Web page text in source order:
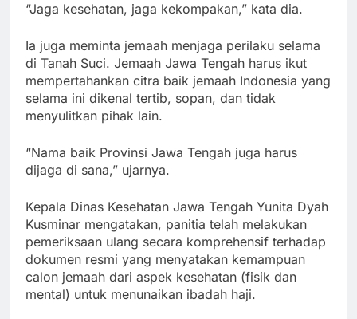
“Jaga kesehatan, jaga kekompakan,” kata dia.
Ia juga meminta jemaah menjaga perilaku selama
di Tanah Suci. Jemaah Jawa Tengah harus ikut
mempertahankan citra baik jemaah Indonesia yang
selama ini dikenal tertib, sopan, dan tidak
menyulitkan pihak lain.
“Nama baik Provinsi Jawa Tengah juga harus
dijaga di sana,” ujarnya.
Kepala Dinas Kesehatan Jawa Tengah Yunita Dyah
Kusminar mengatakan, panitia telah melakukan
pemeriksaan ulang secara komprehensif terhadap
dokumen resmi yang menyatakan kemampuan
calon jemaah dari aspek kesehatan (fisik dan
mental) untuk menunaikan ibadah haji.